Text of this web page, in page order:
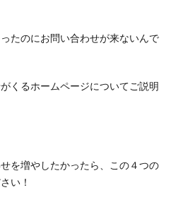
たのにお問い合わせが来ないんで
くるホームページについてご説明
を増やしたかったら、この４つの
い！